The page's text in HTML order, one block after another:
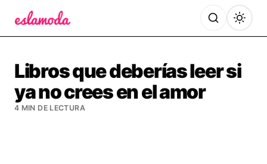
Libros que deberías leer si
ya no crees en el amor
4 MIN DE LECTURA